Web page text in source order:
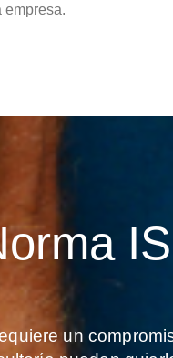
empresa.
un